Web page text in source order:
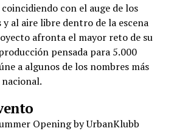
con el auge de los
al aire libre dentro de la escena
afronta el mayor reto de su
pensada para 5.000
a algunos de los nombres más
Opening by UrbanKlubb